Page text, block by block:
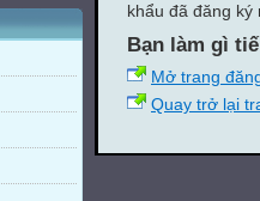
khẩu đã đăng
Bạn làm gì
Mở trang
Quay trở lại